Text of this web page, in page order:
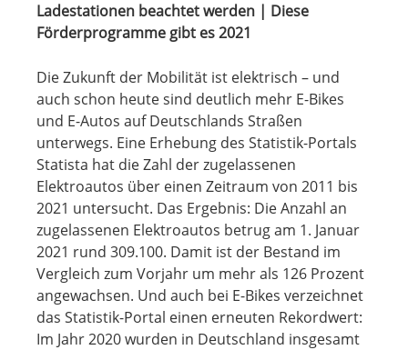
Ladestationen beachtet werden | Diese
Förderprogramme gibt es 2021
Die Zukunft der Mobilität ist elektrisch – und
auch schon heute sind deutlich mehr E-Bikes
und E-Autos auf Deutschlands Straßen
unterwegs. Eine Erhebung des Statistik-Portals
Statista hat die Zahl der zugelassenen
Elektroautos über einen Zeitraum von 2011 bis
2021 untersucht. Das Ergebnis: Die Anzahl an
zugelassenen Elektroautos betrug am 1. Januar
2021 rund 309.100. Damit ist der Bestand im
Vergleich zum Vorjahr um mehr als 126 Prozent
angewachsen. Und auch bei E-Bikes verzeichnet
das Statistik-Portal einen erneuten Rekordwert:
Im Jahr 2020 wurden in Deutschland insgesamt